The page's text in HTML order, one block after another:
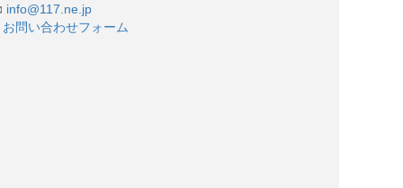
info@117.ne.jp
お問い合わせフォーム